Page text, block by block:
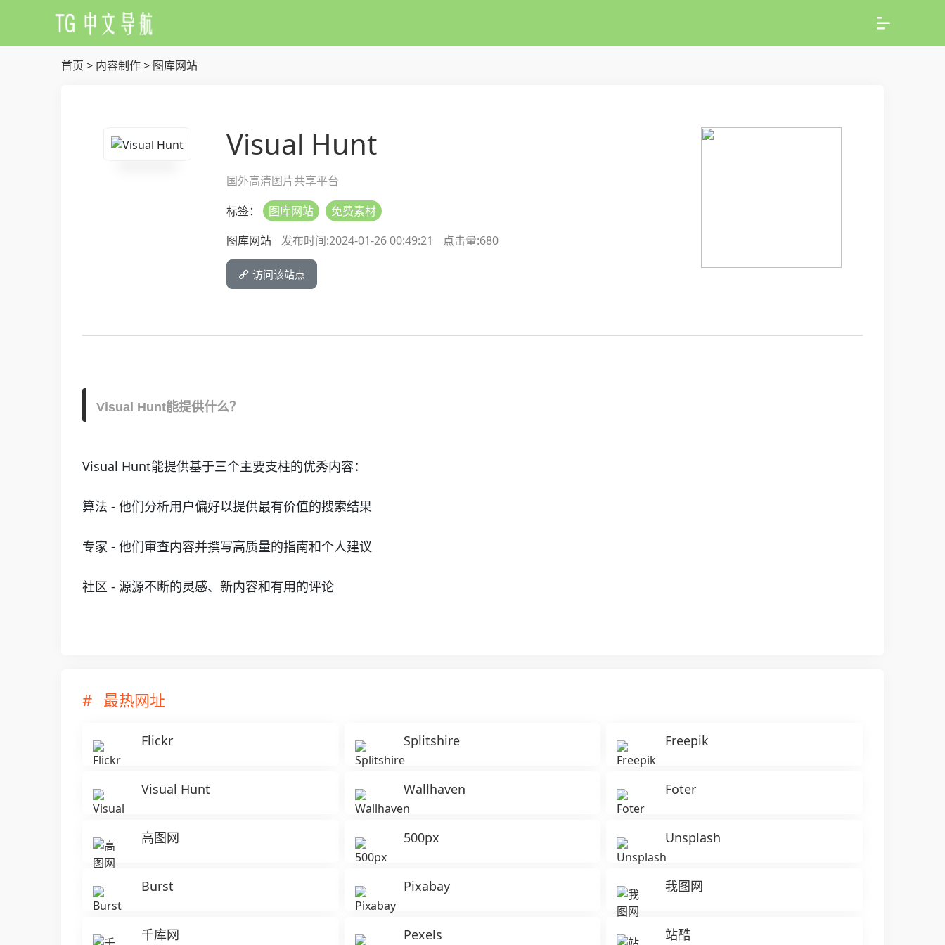
首页 > 内容制作> 图库网站
Visual Hunt
国外高清图片共享平台
标签：
图库网站
免费素材
图库网站
发布时间:2024-01-26 00:49:21 点击量:680
访问该站点
Visual Hunt能提供什么？
Visual Hunt能提供基于三个主要支柱的优秀内容：
算法 - 他们分析用户偏好以提供最有价值的搜索结果
专家 - 他们审查内容并撰写高质量的指南和个人建议
社区 - 源源不断的灵感、新内容和有用的评论
最热网址
Flickr Splitshire Freepik
Visual Hunt Wallhaven Foter
高图网 500px Unsplash
Burst Pixabay 我图网
千库网 Pexels 站酷